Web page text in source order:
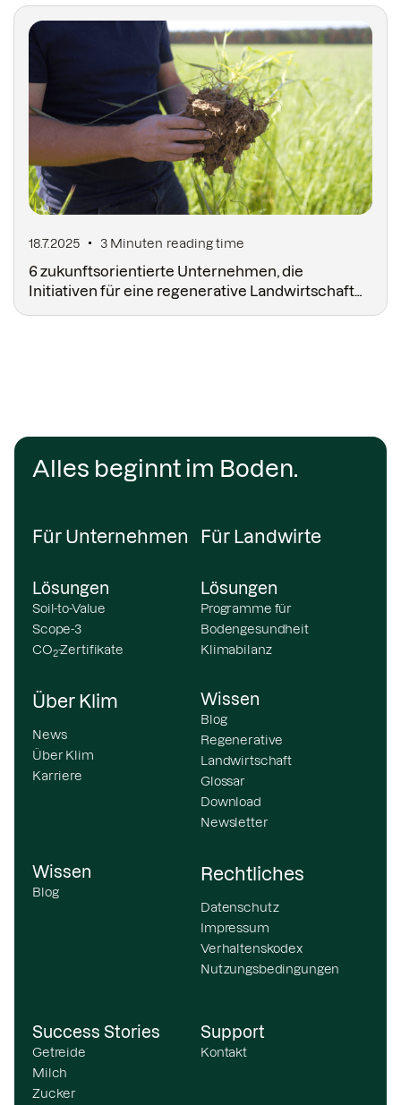
18.7.2025 3 Minuten reading time
6 zukunftsorientierte Unternehmen, die
Initiativen für eine regenerative Landwirtschaft
Alles beginnt im Boden.
Für Unternehmen
Lösungen
Soil-to-Value
Scope-3
CO2-Zertifikate
Für Landwirte
Lösungen
Programme für
Bodengesundheit
Klimabilanz
Über Klim
News
Über Klim
Karriere
Wissen
Blog
Regenerative
Landwirtschaft
Glossar
Download
Newsletter
Wissen
Blog
Rechtliches
Datenschutz
Impressum
Verhaltenskodex
Nutzungsbedingungen
Success Stories
Getreide
Milch
Zucker
Support
Kontakt